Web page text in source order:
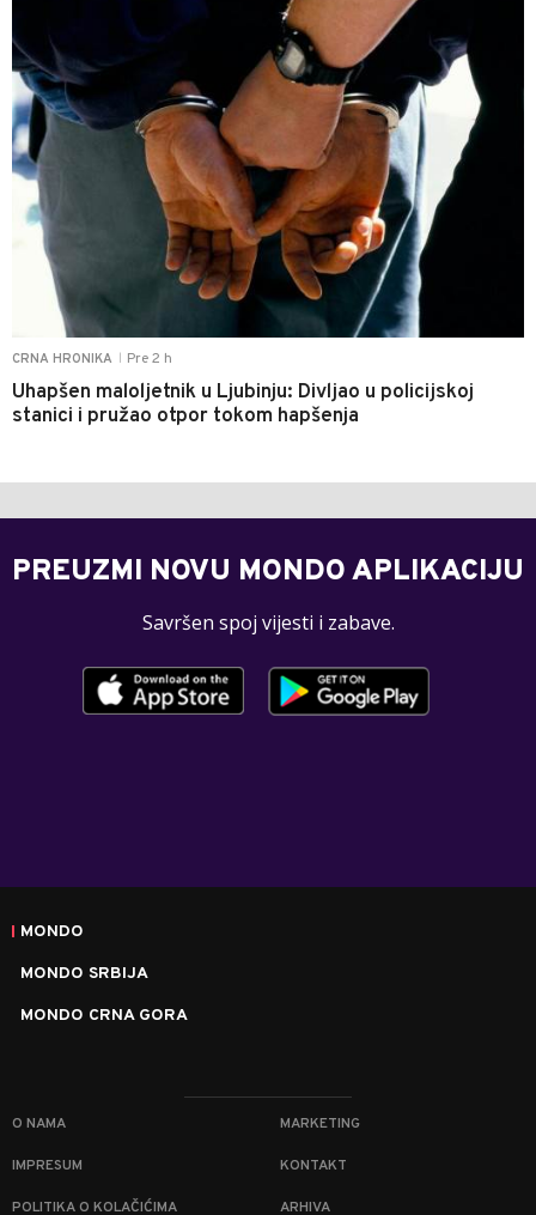
CRNA HRONIKA Pre 2 h
Uhapšen maloljetnik u Ljubinju: Divljao u policijskoj
stanici i pružao otpor tokom hapšenja
PREUZMI NOVU MONDO APLIKACIJU
Savršen spoj vijesti i zabave.
MONDO
MONDO SRBIJA
MONDO CRNA GORA
O NAMA MARKETING
IMPRESUM KONTAKT
POLITIKA O KOLAČIĆIMA ARHIVA